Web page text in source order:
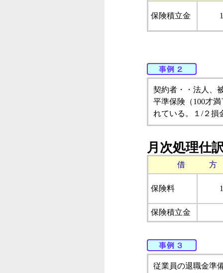
保険積立金
契約者・・法人、
平準保険（100才
れている。１/２損
月次処理仕
借 方
保険料
保険積立金
従業員の退職金準